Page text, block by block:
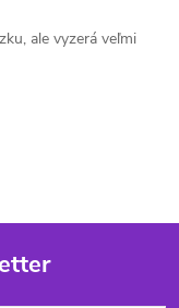
ale vyzerá veľmi